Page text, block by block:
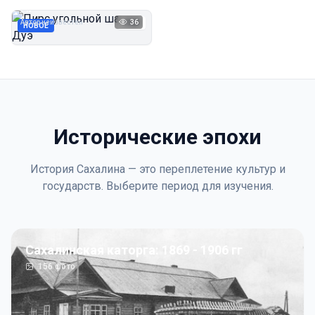
НОВОЕ 1923
Автор неизвестен 36
Исторические эпохи
История Сахалина — это переплетение культур и
государств. Выберите период для изучения.
Сахалинская каторга: 1869 - 1906 гг
156фото